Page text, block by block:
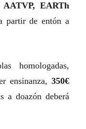
AATVP, EARTh
partir de entón a
homologadas,
ensinanza, 350€
a doazón deberá